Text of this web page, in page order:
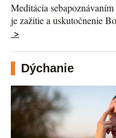
Meditácia
je zažitie a uskutočnenie
>
Dýchanie